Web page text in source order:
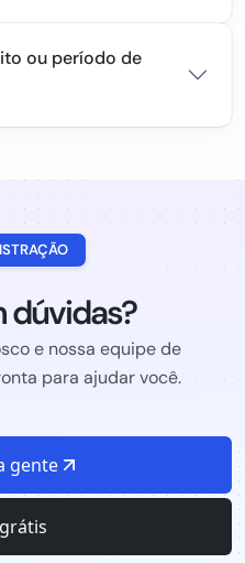
ou período de
dúvidas?
e nossa equipe de
para ajudar você.
gente